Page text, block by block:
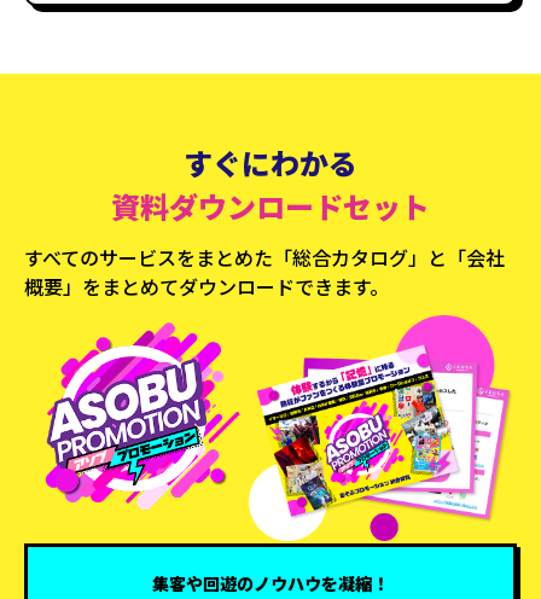
すぐにわかる
資料ダウンロードセット
すべてのサービスをまとめた「総合カタログ」と 「会社
概要」をまとめてダウンロードできます。
集客や回遊のノウハウを凝縮！